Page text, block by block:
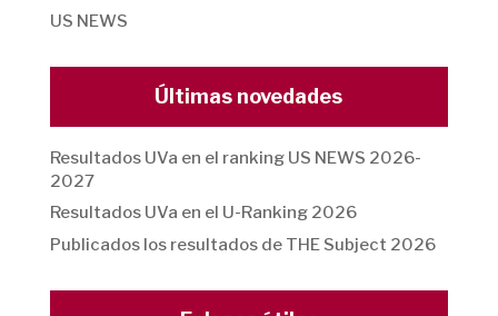
US NEWS
Últimas novedades
Resultados UVa en el ranking US NEWS 2026-
2027
Resultados UVa en el U-Ranking 2026
Publicados los resultados de THE Subject 2026